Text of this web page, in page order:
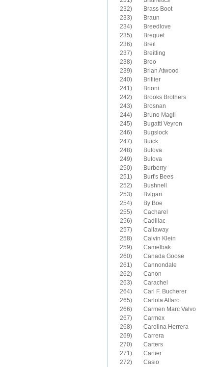
232)	Brass Boot
233)	Braun
234)	Breedlove
235)	Breguet
236)	Breil
237)	Breitling
238)	Breo
239)	Brian Atwood
240)	Brillier
241)	Brioni
242)	Brooks Brothers
243)	Brosnan
244)	Bruno Magli
245)	Bugatti Veyron
246)	Bugslock
247)	Buick
248)	Bulova
249)	Bulova
250)	Burberry
251)	Burt's Bees
252)	Bushnell
253)	Bvlgari
255)	Cacharel
256)	Cadillac
257)	Callaway
258)	Calvin Klein
259)	Camelbak
260)	Canada Goose
261)	Cannondale
262)	Canon
263)	Carachel
264)	Carl F. Bucherer
265)	Carlota Alfaro
266)	Carmen Marc Valvo
267)	Carmex
268)	Carolina Herrera
269)	Carrera
270)	Carters
271)	Cartier
272)	Casio